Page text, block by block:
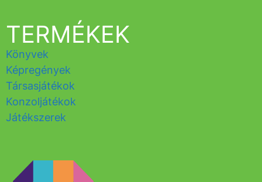
TERMÉKEK
Könyvek
Képregények
Társasjátékok
Konzoljátékok
Játékszerek